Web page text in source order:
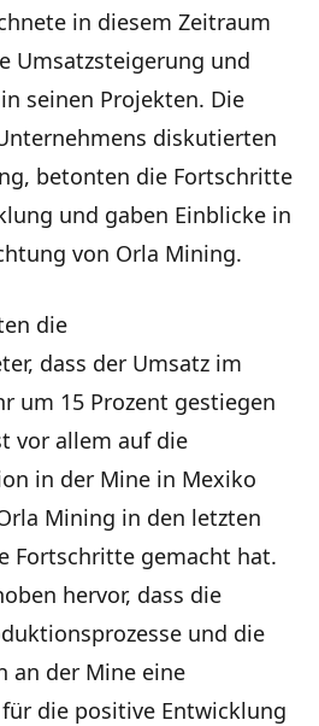
in diesem Zeitraum
Umsatzsteigerung und
seinen Projekten. Die
diskutierten
betonten die Fortschritte
und gaben Einblicke in
von Orla Mining.
die
dass der Umsatz im
um 15 Prozent gestiegen
vor allem auf die
in der Mine in Mexiko
Mining in den letzten
Fortschritte gemacht hat.
hervor, dass die
und die
an der Mine eine
die positive Entwicklung